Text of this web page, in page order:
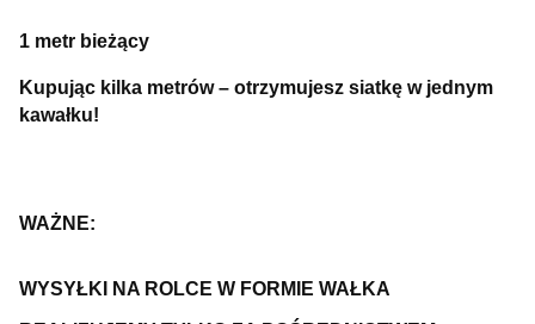
1 metr bieżący
Kupując kilka metrów – otrzymujesz siatkę w jednym
kawałku!
WAŻNE:
WYSYŁKI NA ROLCE W FORMIE WAŁKA